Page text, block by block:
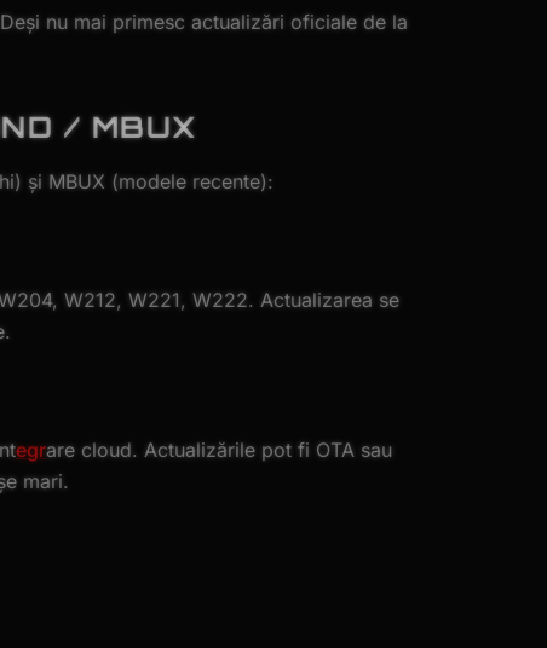
nu mai primesc actualizări oficiale de la
/ MBUX
și MBUX (modele recente):
W212, W221, W222. Actualizarea se
egrare cloud. Actualizările pot fi OTA sau
mari.